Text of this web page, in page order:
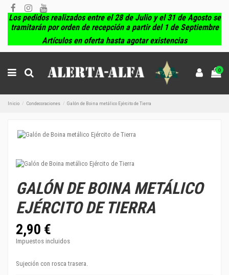
Los pedidos realizados entre el 28 de Julio y el 31 de Agosto se
tramitarán por orden de recepción a partir del 1 de Septiembre
Artículos en oferta hasta agotar existencias
0
Inicio Condecoraciones Galón de Boina metálico Ejército de Tierra
GALÓN DE BOINA METÁLICO
EJÉRCITO DE TIERRA
2,90 €
Impuestos incluidos
Sujeción con rosca trasera.